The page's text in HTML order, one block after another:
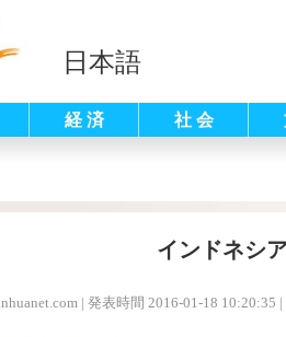
日本語
経 済 社 会
インドネシ
| 発表時間 2016-01-18 10:20:35